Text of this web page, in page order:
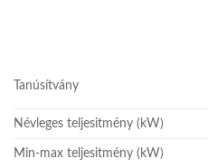
Tanúsítvány
Névleges teljesitmény (kW)
Min-max teljesitmény (kW)